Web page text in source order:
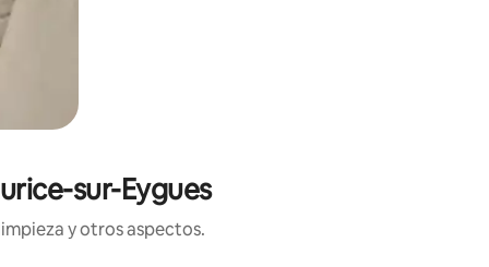
sur-Eygues
y otros aspectos.